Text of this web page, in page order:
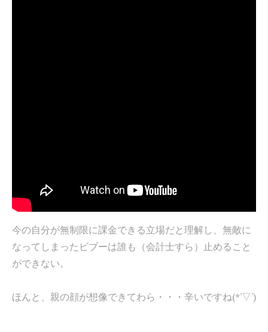
今の自分が無制限に課金できる立場だと理解し、無敵に
なってしまったビブーは誰も（会計士すら）止めること
ができない。
ほんと、親の顔が想像できてわら・・・辛いですね(*’▽’)